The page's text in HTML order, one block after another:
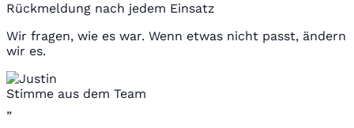
Rückmeldung nach jedem Einsatz
Wir fragen, wie es war. Wenn etwas nicht passt, ändern
wir es.
Stimme aus dem Team
„